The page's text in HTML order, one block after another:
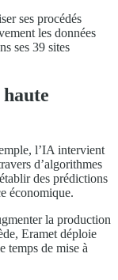
ses procédés
les données
ses 39 sites
l’IA intervient
d’algorithmes
des prédictions
économique.
la production
Eramet déploie
temps de mise à